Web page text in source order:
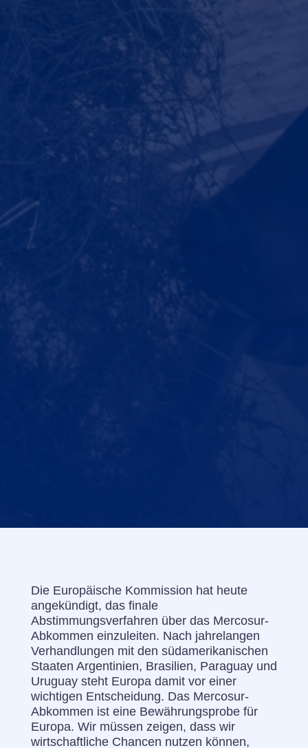
Die Europäische Kommission hat heute
angekündigt, das finale
Abstimmungsverfahren über das Mercosur-
Abkommen einzuleiten. Nach jahrelangen
Verhandlungen mit den südamerikanischen
Staaten Argentinien, Brasilien, Paraguay und
Uruguay steht Europa damit vor einer
wichtigen Entscheidung. Das Mercosur-
Abkommen ist eine Bewährungsprobe für
Europa. Wir müssen zeigen, dass wir
wirtschaftliche Chancen nutzen können,